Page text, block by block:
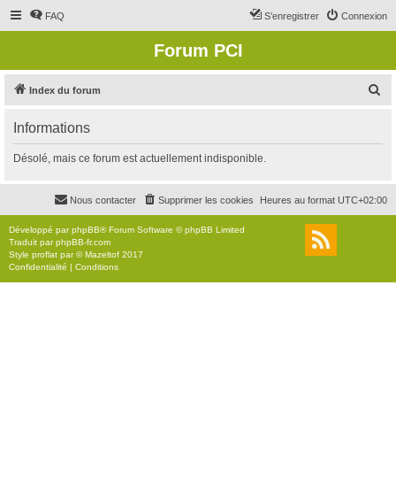
FAQ Connexion
S’enregistrer
Forum PCI
Index du forum
r
c
r
Informations
Désolé, mais ce forum est actuellement indisponible.
Heures au format UTC+02:00
Supprimer les cookies
Nous contacter
Développé parphpBB® Forum Software © phpBB Limited
Traduit parphpBB-fr.com
Style proflat par ©Mazeltof 2017
Confidentialité | Conditions